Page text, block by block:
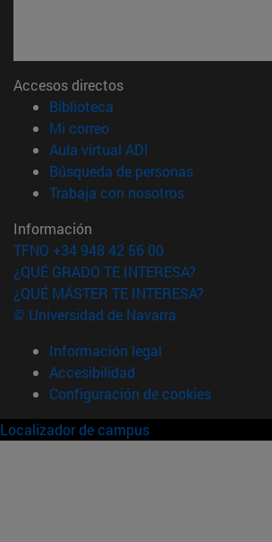
Accesos directos
Biblioteca
Mi correo(abre en nueva ventana)
Aula virtual ADI
Búsqueda de personas(abre en
Trabaja con nosotros(abre en
Información
TFNO +34 948 42 56 00
¿QUÉ GRADO TE INTERESA?
¿QUÉ MÁSTER TE INTERESA?
© Universidad de Navarra
Información legal
Accesibilidad
Configuración de cookies
Localizador de campus